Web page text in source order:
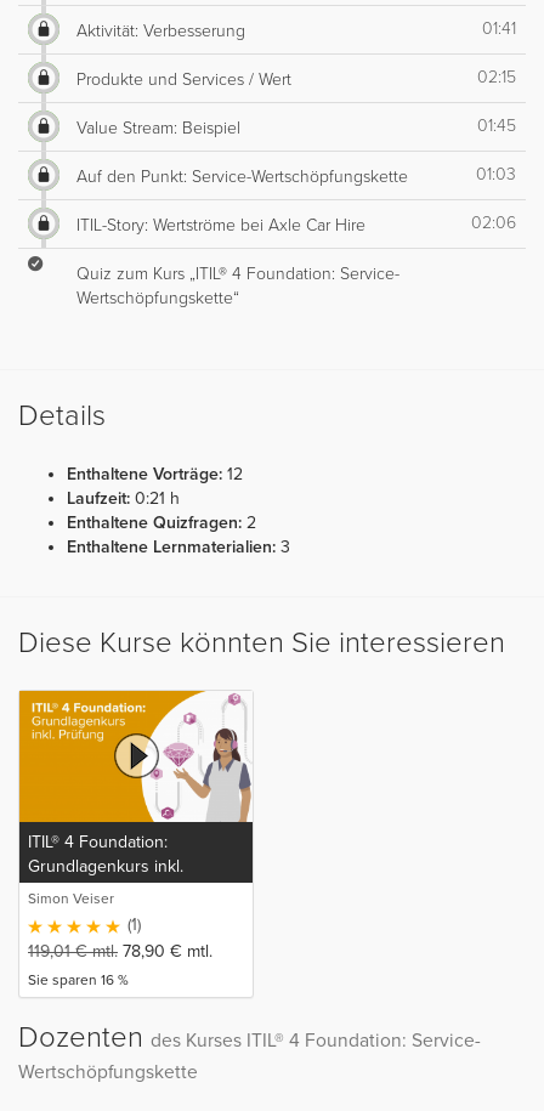
Aktivität: Verbesserung 01:41
Produkte und Services / Wert 02:15
Value Stream: Beispiel 01:45
Auf den Punkt: Service-Wertschöpfungskette 01:03
ITIL-Story: Wertströme bei Axle Car Hire 02:06
Quiz zum Kurs „ITIL® 4 Foundation: Service-
Wertschöpfungskette“
Details
Enthaltene Vorträge: 12
Laufzeit: 0:21 h
Enthaltene Quizfragen: 2
Enthaltene Lernmaterialien: 3
Diese Kurse könnten Sie interessieren
ITIL® 4 Foundation:
Grundlagenkurs inkl.
Prüfung
Simon Veiser
(1)
119,01€mtl. 78,90 € mtl.
Sie sparen 16 %
Dozenten des Kurses ITIL® 4 Foundation: Service-
Wertschöpfungskette